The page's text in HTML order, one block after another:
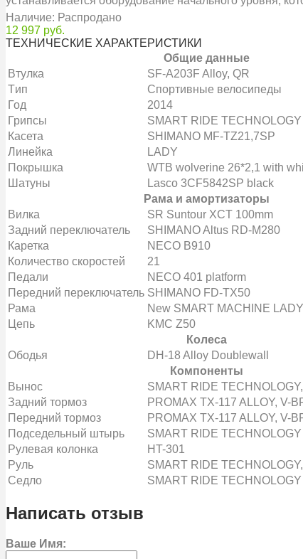
Наличие: Распродано
12 997 руб.
ТЕХНИЧЕСКИЕ ХАРАКТЕРИСТИКИ
Общие данные
Bтулка
SF-A203F Alloy, QR
Tип
Спортивные велосипеды
Год
2014
Грипсы
SMART RIDE TECHNOLOGY
Касета
SHIMANO MF-TZ21,7SP
Линейка
LADY
Покрышка
WTB wolverine 26*2,1 with
Шатуны
Lasco 3CF5842SP black
Рама и амортизаторы
Вилка
SR Suntour XCT 100mm
Задний переключатель
SHIMANO Altus RD-M280
Каретка
NECO B910
Количество скоростей
21
Педали
NECO 401 platform
Передний переключатель SHIMANO FD-TX50
Рама
New SMART MACHINE
Цепь
KMC Z50
Колеса
Ободья
DH-18 Alloy Doublewall
Компоненты
Вынос
SMART RIDE
Задний тормоз
PROMAX TX-117 ALLOY, V-
Передний тормоз
PROMAX TX-117 ALLOY, V-
Подседельный штырь
SMART RIDE
Рулевая колонка
HT-301
Руль
SMART RIDE
Седло
SMART RIDE
Написать отзыв
Ваше Имя: